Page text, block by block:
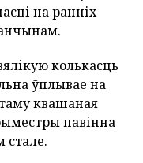
на ранніх
колькасць
ўплывае на
квашаная
павінна